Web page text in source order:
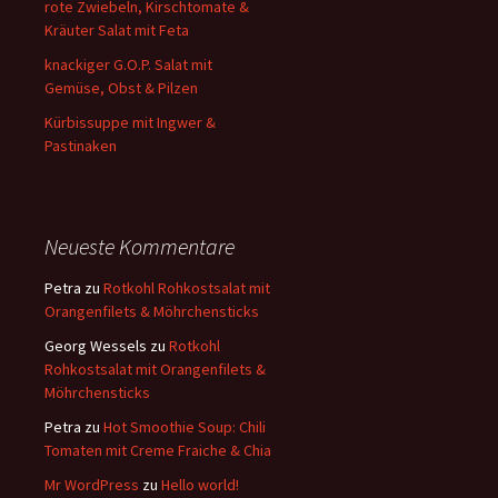
rote Zwiebeln, Kirschtomate &
Kräuter Salat mit Feta
knackiger G.O.P. Salat mit
Gemüse, Obst & Pilzen
Kürbissuppe mit Ingwer &
Pastinaken
Neueste Kommentare
Petra zu Rotkohl Rohkostsalat mit
Orangenfilets & Möhrchensticks
Georg Wessels zu Rotkohl
Rohkostsalat mit Orangenfilets &
Möhrchensticks
Petra zu Hot Smoothie Soup: Chili
Tomaten mit Creme Fraiche & Chia
Mr WordPress zu Hello world!